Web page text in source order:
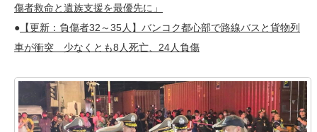
傷者救命と遺族支援を最優先に」
● 【更新：負傷者32～35人】バンコク都心部で路線バスと貨物列
車が衝突 少なくとも8人死亡、24人負傷